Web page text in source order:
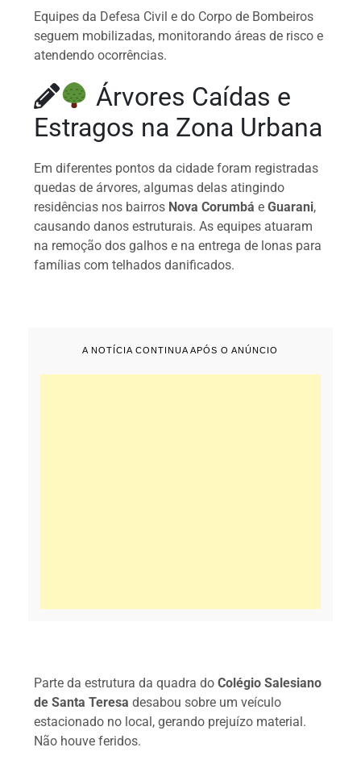
Equipes da Defesa Civil e do Corpo de Bombeiros
seguem mobilizadas, monitorando áreas de risco e
atendendo ocorrências.
Árvores Caídas e
Estragos na Zona Urbana
Em diferentes pontos da cidade foram registradas
quedas de árvores, algumas delas atingindo
residências nos bairros Nova Corumbá eGuarani,
causando danos estruturais. As equipes atuaram
na remoção dos galhos e na entrega de lonas para
famílias com telhados danificados.
A NOTÍCIA CONTINUA APÓS O ANÚNCIO
Parte da estrutura da quadra doColégio Salesiano
de Santa Teresa desabou sobre um veículo
estacionado no local, gerando prejuízo material.
Não houve feridos.